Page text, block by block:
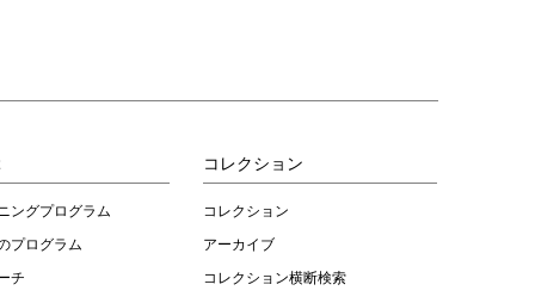
ングプログラム
プログラム
チ
コレクション
コレクション
アーカイブ
コレクション横断検索